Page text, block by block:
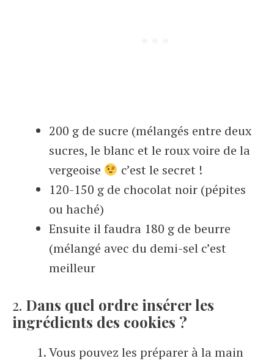
200 g de sucre (mélangés entre deux
sucres, le blanc et le roux voire de la
vergeoise
c’est le secret !
120-150 g de chocolat noir (pépites
ou haché)
Ensuite il faudra 180 g de beurre
(mélangé avec du demi-sel c’est
meilleur
2. Dans quel ordre insérer les
ingrédients des cookies ?
Vous pouvez les préparer à la main